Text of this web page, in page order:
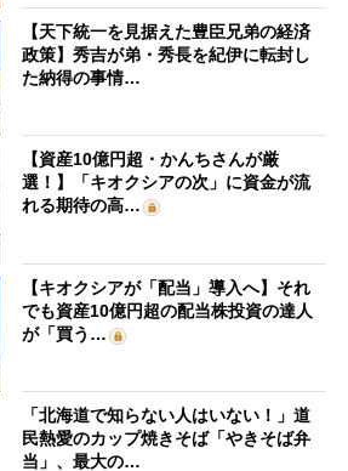
【天下統一を見据えた豊臣兄弟の経済
政策】秀吉が弟・秀長を紀伊に転封し
た納得の事情…
【資産10億円超・かんちさんが厳
選！】「キオクシアの次」に資金が流
れる期待の高…
【キオクシアが「配当」導入へ】それ
でも資産10億円超の配当株投資の達人
が「買う…
「北海道で知らない人はいない！」道
民熱愛のカップ焼きそば「やきそば弁
当」、最大の…